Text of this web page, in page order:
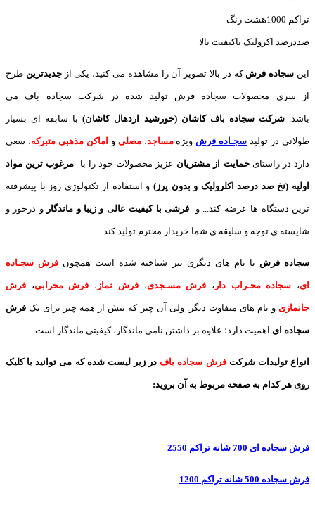
تراکم 1000هشت رنگ
صددرصد اکرولیک باکیفیت بالا
این سجاده فرش که در بالا تصویر آن را مشاهده می کنید، یکی ازجدیدترین طرح
از سری محصولات سجاده فرش تولید شده در شرکت سجاده باف می
باشد.شرکت سجاده باف کاشان (خورشید اردهال کاشان)با سابقه ای بسیار
طولانی در تولید سجـاده فرش ویژهمساجد،مصلی و اماکن مذهبی متبرکه، سعی
دارد در راستایحمایت از مشتریان عزیز محصولات خود را با مرغوب ترین مواد
اولیه (نخ صد درصد اکلرولیک و بدون پرز) و استفاده از تکنولوژی روز با پیشرفته
ترین دستگاه ها عرضه کند... و فرشی با کیفیت عالی و زیبا و ماندگار و درخور و
شایسته ی توجه و سلیقه ی شما خریدار محترم تولید کند.
سجاده فرش با نام های دیگری نیز شناخته شده است همچون فرش سجـاده
ای، سجاده محـراب دار ، فرش مسـجدی،فرش نماز ، فرش محرابی، فرش
جانمازی و نام های متفاوت دیگر. ولی آن چیز که بیش از همه چیز برای یک فرش
سجاده ای اهمیت دارد؛ علاوه بر داشتن نامی ماندگار، کیفیتی ماندگار است.
انواع تولیدات شرکتفرش سجاده بافدر زیر لیست شده که می توانید با کلیک
روی هر کدام به صفحه مربوط به آن بروید:
فرش سجاده ای 700 شانه تراکم 2550
فرش سجاده 500 شانه تراکم 1200